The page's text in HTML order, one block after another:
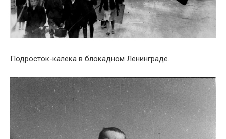
Подросток-калека в блокадном Ленинграде.